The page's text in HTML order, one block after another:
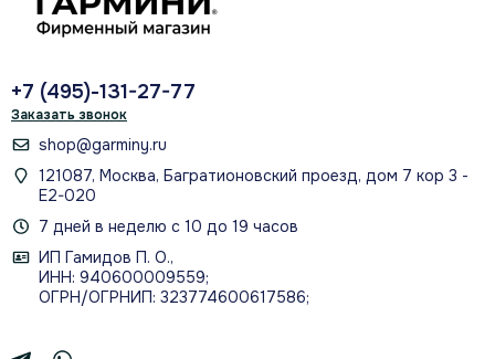
+7 (495)-131-27-77
Заказать звонок
shop@garminy.ru
121087, Москва, Багратионовский проезд, дом 7 кор 3 -
Е2-020
7 дней в неделю с 10 до 19 часов
ИП Гамидов П. О.,
ИНН: 940600009559;
ОГРН/ОГРНИП: 323774600617586;